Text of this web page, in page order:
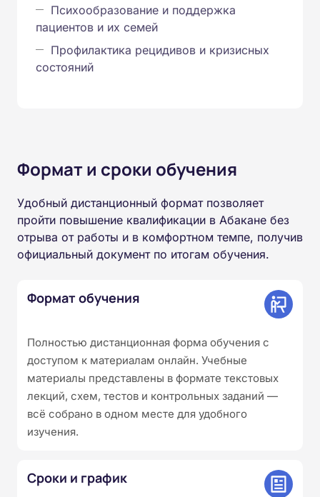
Психообразование и поддержка
пациентов и их семей
Профилактика рецидивов и кризисных
состояний
Формат и сроки обучения
Удобный дистанционный формат позволяет
пройти повышение квалификации в Абакане без
отрыва от работы и в комфортном темпе, получив
официальный документ по итогам обучения.
Формат обучения
Полностью дистанционная форма обучения с
доступом к материалам онлайн. Учебные
материалы представлены в формате текстовых
лекций, схем, тестов и контрольных заданий —
всё собрано в одном месте для удобного
изучения.
Сроки и график